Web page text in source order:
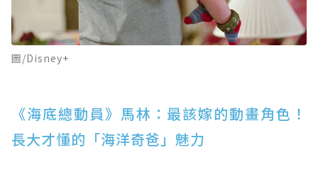
圖/Disney+
《海底總動員》馬林：最該嫁的動畫角色！
長大才懂的「海洋奇爸」魅力